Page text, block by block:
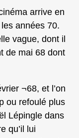
arrive en
années 70.
vague, dont il
de mai 68 dont
¬68, et l’on
ou refoulé plus
Lépingle dans
qu’il lui